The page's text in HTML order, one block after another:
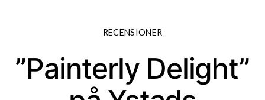
RECENSIONER
”Painterly Delight”